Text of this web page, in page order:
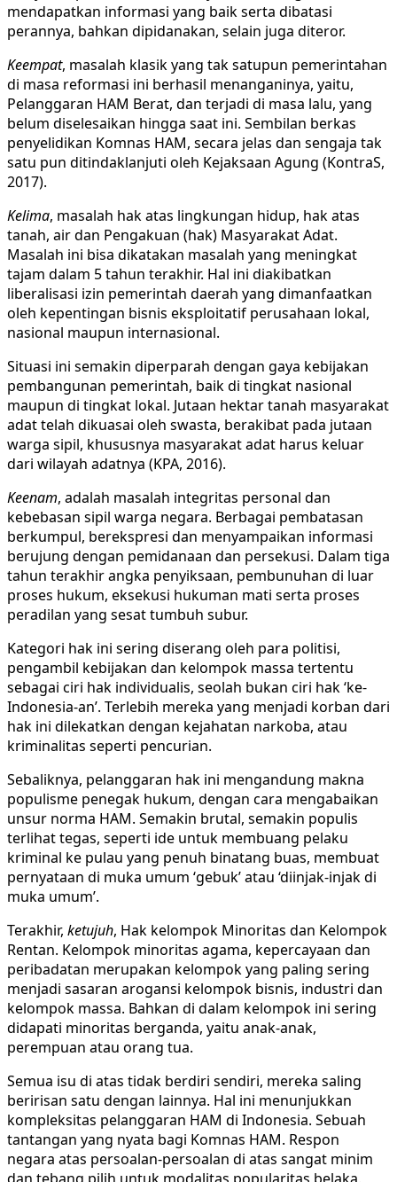
mendapatkan informasi yang baik serta dibatasi
perannya, bahkan dipidanakan, selain juga diteror.
Keempat, masalah klasik yang tak satupun pemerintahan
di masa reformasi ini berhasil menanganinya, yaitu,
Pelanggaran HAM Berat, dan terjadi di masa lalu, yang
belum diselesaikan hingga saat ini. Sembilan berkas
penyelidikan Komnas HAM, secara jelas dan sengaja tak
satu pun ditindaklanjuti oleh Kejaksaan Agung (KontraS,
2017).
Kelima, masalah hak atas lingkungan hidup, hak atas
tanah, air dan Pengakuan (hak) Masyarakat Adat.
Masalah ini bisa dikatakan masalah yang meningkat
tajam dalam 5 tahun terakhir. Hal ini diakibatkan
liberalisasi izin pemerintah daerah yang dimanfaatkan
oleh kepentingan bisnis eksploitatif perusahaan lokal,
nasional maupun internasional.
Situasi ini semakin diperparah dengan gaya kebijakan
pembangunan pemerintah, baik di tingkat nasional
maupun di tingkat lokal. Jutaan hektar tanah masyarakat
adat telah dikuasai oleh swasta, berakibat pada jutaan
warga sipil, khususnya masyarakat adat harus keluar
dari wilayah adatnya (KPA, 2016).
Keenam, adalah masalah integritas personal dan
kebebasan sipil warga negara. Berbagai pembatasan
berkumpul, berekspresi dan menyampaikan informasi
berujung dengan pemidanaan dan persekusi. Dalam tiga
tahun terakhir angka penyiksaan, pembunuhan di luar
proses hukum, eksekusi hukuman mati serta proses
peradilan yang sesat tumbuh subur.
Kategori hak ini sering diserang oleh para politisi,
pengambil kebijakan dan kelompok massa tertentu
sebagai ciri hak individualis, seolah bukan ciri hak ‘ke-
Indonesia-an’. Terlebih mereka yang menjadi korban dari
hak ini dilekatkan dengan kejahatan narkoba, atau
kriminalitas seperti pencurian.
Sebaliknya, pelanggaran hak ini mengandung makna
populisme penegak hukum, dengan cara mengabaikan
unsur norma HAM. Semakin brutal, semakin populis
terlihat tegas, seperti ide untuk membuang pelaku
kriminal ke pulau yang penuh binatang buas, membuat
pernyataan di muka umum ‘gebuk’ atau ‘diinjak-injak di
muka umum’.
Terakhir, ketujuh, Hak kelompok Minoritas dan Kelompok
Rentan. Kelompok minoritas agama, kepercayaan dan
peribadatan merupakan kelompok yang paling sering
menjadi sasaran arogansi kelompok bisnis, industri dan
kelompok massa. Bahkan di dalam kelompok ini sering
didapati minoritas berganda, yaitu anak-anak,
perempuan atau orang tua.
Semua isu di atas tidak berdiri sendiri, mereka saling
beririsan satu dengan lainnya. Hal ini menunjukkan
kompleksitas pelanggaran HAM di Indonesia. Sebuah
tantangan yang nyata bagi Komnas HAM. Respon
negara atas persoalan-persoalan di atas sangat minim